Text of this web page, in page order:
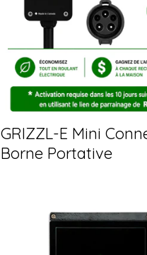
GRIZZL-E Mini
Borne Portative